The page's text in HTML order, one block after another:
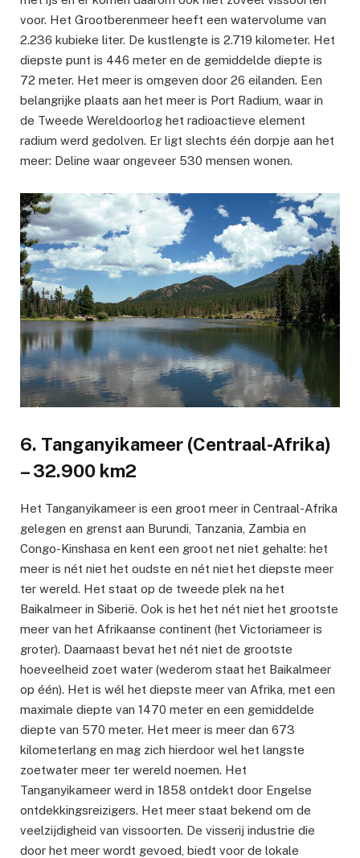
voor. Het Grootberenmeer heeft een watervolume van
2.236 kubieke liter. De kustlengte is 2.719 kilometer. Het
diepste punt is 446 meter en de gemiddelde diepte is
72 meter. Het meer is omgeven door 26 eilanden. Een
belangrijke plaats aan het meer is Port Radium, waar in
de Tweede Wereldoorlog het radioactieve element
radium werd gedolven. Er ligt slechts één dorpje aan het
meer: Deline waar ongeveer 530 mensen wonen.
6. Tanganyikameer (Centraal-Afrika)
– 32.900 km2
Het Tanganyikameer is een groot meer in Centraal-Afrika
gelegen en grenst aan Burundi, Tanzania, Zambia en
Congo-Kinshasa en kent een groot net niet gehalte: het
meer is nét niet het oudste en nét niet het diepste meer
ter wereld. Het staat op de tweede plek na het
Baikalmeer in Siberië. Ook is het het nét niet het grootste
meer van het Afrikaanse continent (het Victoriameer is
groter). Daarnaast bevat het nét niet de grootste
hoeveelheid zoet water (wederom staat het Baikalmeer
op één). Het is wél het diepste meer van Afrika, met een
maximale diepte van 1470 meter en een gemiddelde
diepte van 570 meter. Het meer is meer dan 673
kilometerlang en mag zich hierdoor wel het langste
zoetwater meer ter wereld noemen. Het
Tanganyikameer werd in 1858 ontdekt door Engelse
ontdekkingsreizigers. Het meer staat bekend om de
veelzijdigheid van vissoorten. De visserij industrie die
door het meer wordt gevoed, biedt voor de lokale